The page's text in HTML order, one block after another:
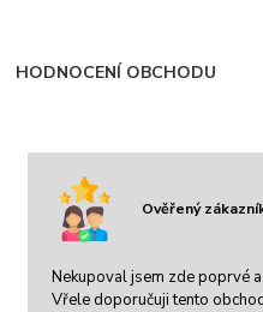
HODNOCENÍ OBCHODU
Ověřený
Nekupoval jsem zde poprvé
Vřele doporučuji tento